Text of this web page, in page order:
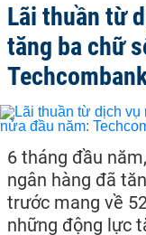
Lãi thuần từ
tăng ba chữ
6 tháng đầu
ngân hàng đã
trước mang về
những động lực